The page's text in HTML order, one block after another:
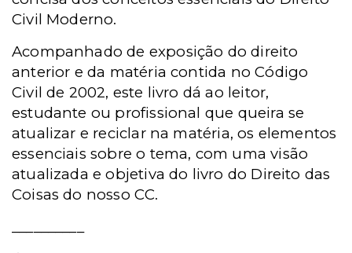
Civil Moderno.
Acompanhado de exposição do direito
anterior e da matéria contida no Código
Civil de 2002, este livro dá ao leitor,
estudante ou profissional que queira se
atualizar e reciclar na matéria, os elementos
essenciais sobre o tema, com uma visão
atualizada e objetiva do livro do Direito das
Coisas do nosso CC.